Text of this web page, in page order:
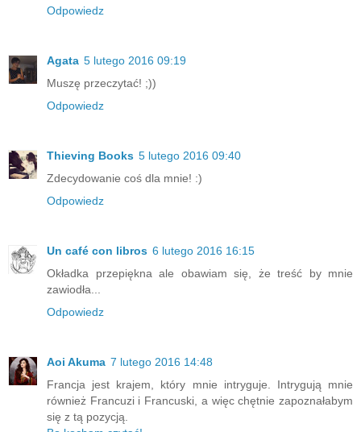
Odpowiedz
Agata 5 lutego 2016 09:19
Muszę przeczytać! ;))
Odpowiedz
Thieving Books 5 lutego 2016 09:40
Zdecydowanie coś dla mnie! :)
Odpowiedz
Un café con libros 6 lutego 2016 16:15
Okładka przepiękna ale obawiam się, że treść by mnie
zawiodła...
Odpowiedz
Aoi Akuma 7 lutego 2016 14:48
Francja jest krajem, który mnie intryguje. Intrygują mnie
również Francuzi i Francuski, a więc chętnie zapoznałabym
się z tą pozycją.